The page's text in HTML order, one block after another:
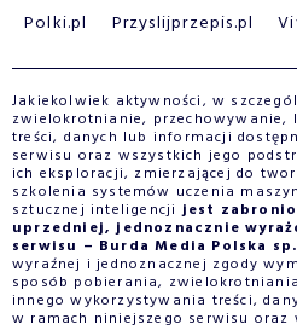
Polki.pl
Przyslijprzepis.pl
Jakiekolwiek aktywności, w
zwielokrotnianie, przechowywanie,
treści, danych lub informacji
serwisu oraz wszystkich jego
ich eksploracji, zmierzającej do
szkolenia systemów uczenia
sztucznej inteligencjijest
uprzedniej, jednoznacznie
serwisu – Burda Media Polska
wyraźnej i jednoznacznej zgody
sposób pobierania,
innego wykorzystywania treści,
w ramach niniejszego serwisu